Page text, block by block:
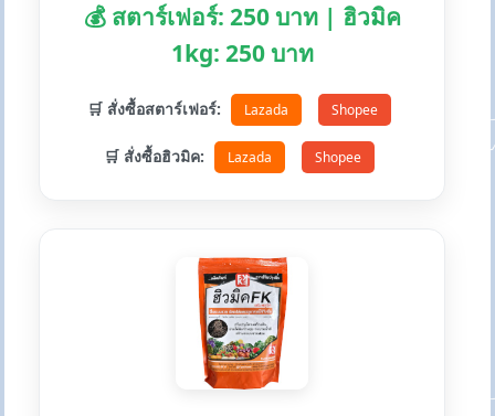
💰 สตาร์เฟอร์: 250 บาท | ฮิวมิค
1kg: 250 บาท
🛒 สั่งซื้อสตาร์เฟอร์: Lazada Shopee
🛒 สั่งซื้อฮิวมิค: Lazada Shopee